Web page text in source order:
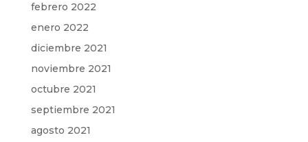
febrero 2022
enero 2022
diciembre 2021
noviembre 2021
octubre 2021
septiembre 2021
agosto 2021